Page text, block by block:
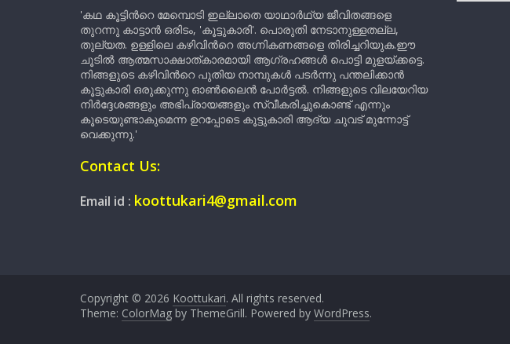
'കഥ കൂട്ടിന്‍റെ മേമ്പൊടി ഇല്ലാതെ യാഥാർഥ്യ ജീവിതങ്ങളെ
തുറന്നു കാട്ടാൻ ഒരിടം, 'കൂട്ടുകാരി'. പൊരുതി നേടാനുള്ളതല്ല,
തുല്യത. ഉള്ളിലെ കഴിവിന്‍റെ അഗ്നികണങ്ങളെ തിരിച്ചറിയുക.ഈ
ചൂടിൽ ആത്മസാക്ഷാത്കാരമായി ആഗ്രഹങ്ങൾ പൊട്ടി മുളയ്ക്കട്ടെ.
നിങ്ങളുടെ കഴിവിന്‍റെ പുതിയ നാമ്പുകൾ പടർന്നു പന്തലിക്കാൻ
കൂട്ടുകാരി ഒരുക്കുന്നു ഓൺലൈൻ പോർട്ടൽ. നിങ്ങളുടെ വിലയേറിയ
നിർദ്ദേശങ്ങളും അഭിപ്രായങ്ങളും സ്വീകരിച്ചുകൊണ്ട് എന്നും
കൂടെയുണ്ടാകുമെന്ന ഉറപ്പോടെ കൂട്ടുകാരി ആദ്യ ചുവട് മുന്നോട്ട്
വെക്കുന്നു.'
Contact Us:
Email id : koottukari4@gmail.com
Copyright © 2026 Koottukari. All rights reserved.
Theme: ColorMag by ThemeGrill. Powered by WordPress.